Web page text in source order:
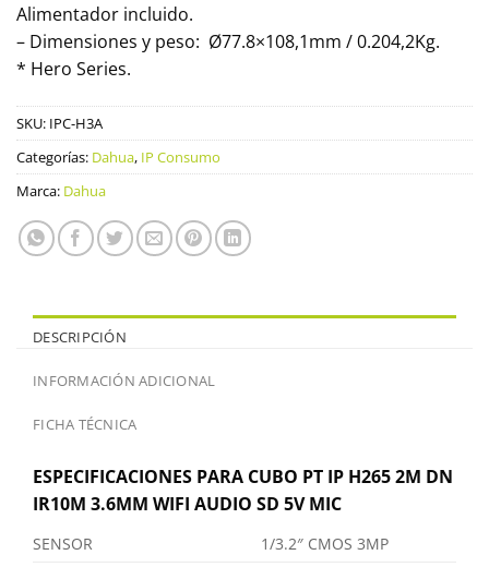
Alimentador incluido.
– Dimensiones y peso: Ø77.8×108,1mm / 0.204,2Kg.
* Hero Series.
SKU: IPC-H3A
Categorías: Dahua, IP Consumo
Marca: Dahua
DESCRIPCIÓN
INFORMACIÓN ADICIONAL
FICHA TÉCNICA
ESPECIFICACIONES PARA CUBO PT IP H265 2M DN
IR10M 3.6MM WIFI AUDIO SD 5V MIC
SENSOR
1/3.2″ CMOS 3MP